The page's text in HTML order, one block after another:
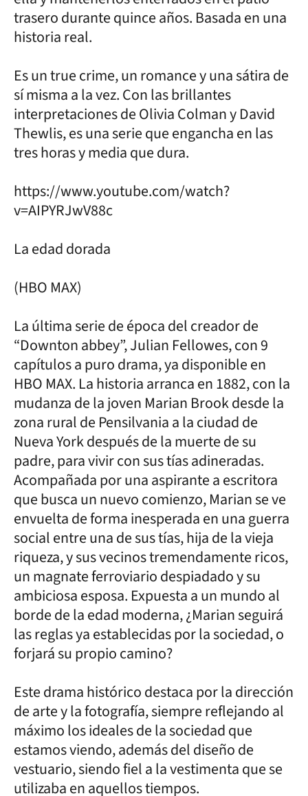
trasero durante quince años. Basada en una
historia real.
Es un true crime, un romance y una sátira de
sí misma a la vez. Con las brillantes
interpretaciones de Olivia Colman y David
Thewlis, es una serie que engancha en las
tres horas y media que dura.
https://www.youtube.com/watch?
v=AIPYRJwV88c
La edad dorada
(HBO MAX)
La última serie de época del creador de
“Downton abbey”, Julian Fellowes, con 9
capítulos a puro drama, ya disponible en
HBO MAX. La historia arranca en 1882, con la
mudanza de la joven Marian Brook desde la
zona rural de Pensilvania a la ciudad de
Nueva York después de la muerte de su
padre, para vivir con sus tías adineradas.
Acompañada por una aspirante a escritora
que busca un nuevo comienzo, Marian se ve
envuelta de forma inesperada en una guerra
social entre una de sus tías, hija de la vieja
riqueza, y sus vecinos tremendamente ricos,
un magnate ferroviario despiadado y su
ambiciosa esposa. Expuesta a un mundo al
borde de la edad moderna, ¿Marian seguirá
las reglas ya establecidas por la sociedad, o
forjará su propio camino?
Este drama histórico destaca por la dirección
de arte y la fotografía, siempre reflejando al
máximo los ideales de la sociedad que
estamos viendo, además del diseño de
vestuario, siendo fiel a la vestimenta que se
utilizaba en aquellos tiempos.